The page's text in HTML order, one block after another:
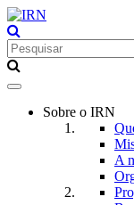
Toggle
navigationSobre o IRN
A